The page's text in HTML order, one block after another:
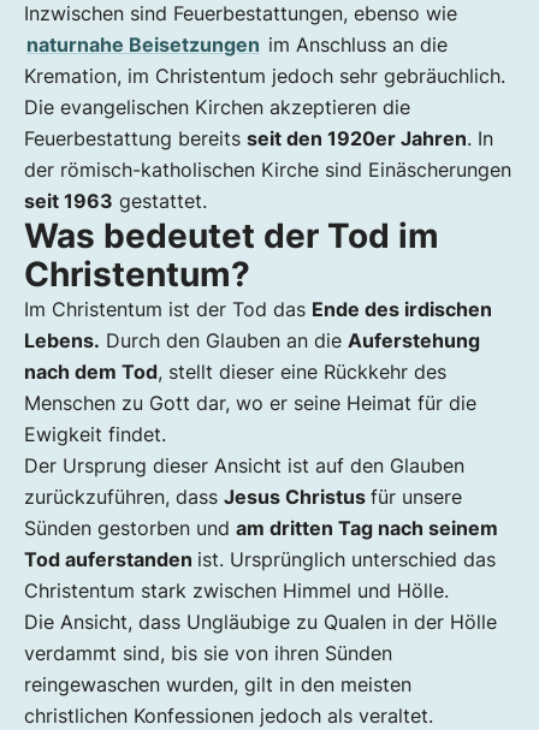
Wie läuft eine christliche Beisetzung ab?
Katholische vs. evangelische Bestattungen
Erde zu Erde, Asche zu Asche, Staub zu Staub
Christliches Begräbnis für Konfessionslose?
Grabschmuck, Trauerfloristik u. Gedenktage
Leichenschmaus im Christentum
Inzwischen sind Feuerbestattungen, ebenso wie
naturnahe Beisetzungen im Anschluss an die
Kremation, im Christentum jedoch sehr gebräuchlich.
Die evangelischen Kirchen akzeptieren die
Feuerbestattung bereits seit den 1920er Jahren. In
der römisch-katholischen Kirche sind Einäscherungen
seit 1963 gestattet.
Was bedeutet der Tod im
Christentum?
Im Christentum ist der Tod das Ende des irdischen
Lebens. Durch den Glauben an die Auferstehung
nach dem Tod, stellt dieser eine Rückkehr des
Menschen zu Gott dar, wo er seine Heimat für die
Ewigkeit findet.
Der Ursprung dieser Ansicht ist auf den Glauben
zurückzuführen, dass Jesus Christus für unsere
Sünden gestorben und am dritten Tag nach seinem
Tod auferstanden ist. Ursprünglich unterschied das
Christentum stark zwischen Himmel und Hölle.
Die Ansicht, dass Ungläubige zu Qualen in der Hölle
verdammt sind, bis sie von ihren Sünden
reingewaschen wurden, gilt in den meisten
christlichen Konfessionen jedoch als veraltet.